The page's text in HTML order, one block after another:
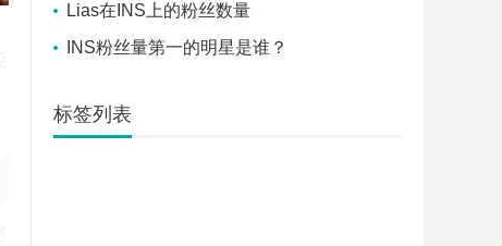
Lias在INS上的粉丝数量
INS粉丝量第一的明星是谁？
标签列表